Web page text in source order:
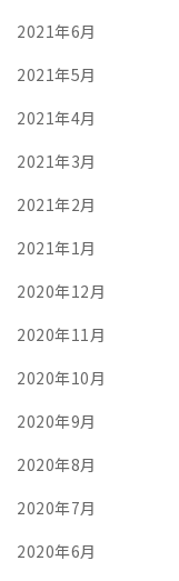
2021年6月
2021年5月
2021年4月
2021年3月
2021年2月
2021年1月
2020年12月
2020年11月
2020年10月
2020年9月
2020年8月
2020年7月
2020年6月